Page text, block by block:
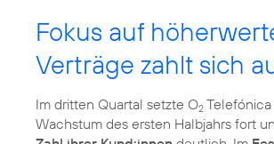
Fokus auf
Verträge zahlt sich
Im dritten Quartal setzte O2
Wachstum des ersten Halbjahrs fort